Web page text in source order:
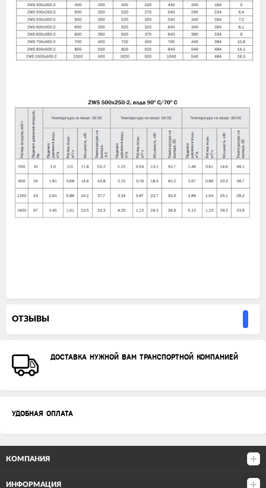
ОТЗЫВЫ
ДОСТАВКА НУЖНОЙ ВАМ ТРАНСПОРТНОЙ КОМПАНИЕЙ
УДОБНАЯ ОПЛАТА
КОМПАНИЯ
ИНФОРМАЦИЯ